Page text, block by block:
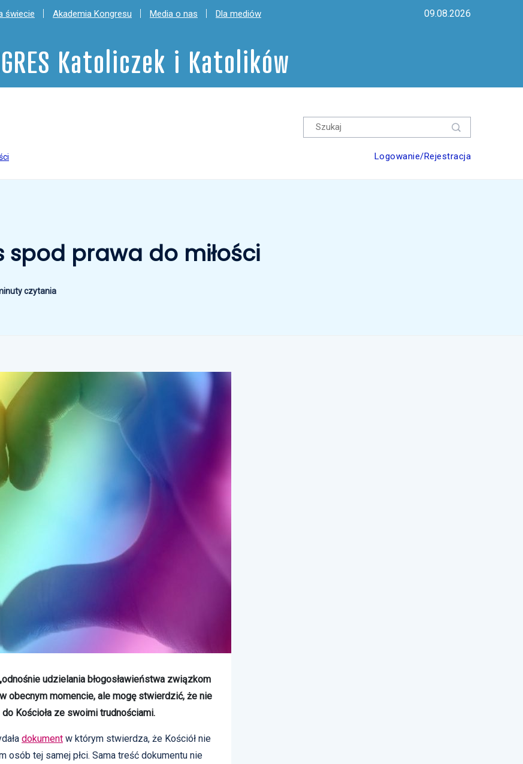
świecie Akademia Kongresu Media o nas Dla mediów 09.08.2026
Katoliczek i Katolików
Logowanie/Rejestracja
spod prawa do miłości
czytania
udzielania błogosławieństwa związkom
obecnym momencie, ale mogę stwierdzić, że nie
Kościoła ze swoimi trudnościami.
dokument w którym stwierdza, że Kościół nie
osób tej samej płci. Sama treść dokumentu nie